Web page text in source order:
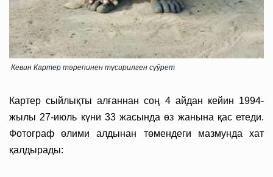
Кевин Картер тәрепинeн түсирилген сүўрет
Картер сыйлықты алғаннан соң 4 айдан кейин 1994-
жылы 27-июль күни 33 жасында өз жанына қас етеди.
Фотограф өлими алдынан төмендеги мазмунда хат
қалдырады: